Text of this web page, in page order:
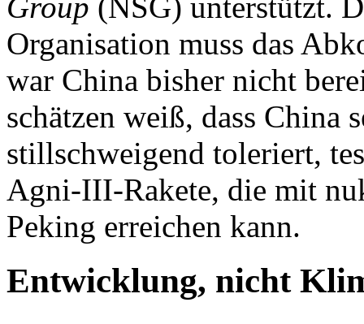
Group (NSG) unterstützt.
Organisation muss das
war China bisher nicht
schätzen weiß, dass China
stillschweigend toleriert,
Agni-III-Rakete, die mit
Peking erreichen kann.
Entwicklung, nicht